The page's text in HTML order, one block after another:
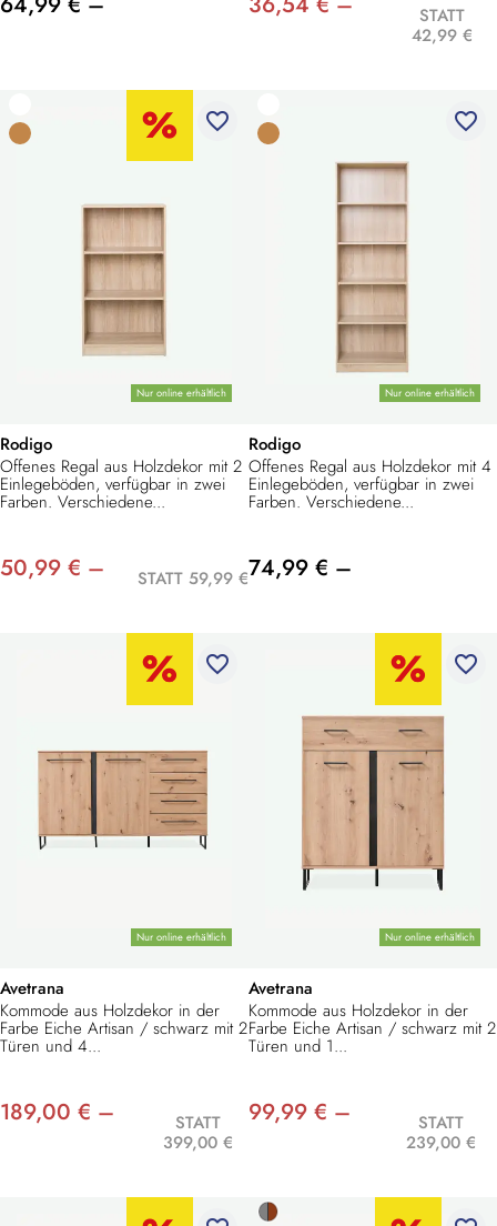
STATT
42,99 €
Nur online erhältlich
favorite_border
Rodigo
Offenes Regal aus Holzdekor mit 2
Einlegeböden, verfügbar in zwei
Farben. Verschiedene...
50,99 € – STATT 59,99 €
Nur online erhältlich
favorite_border
Rodigo
Offenes Regal aus Holzdekor mit 4
Einlegeböden, verfügbar in zwei
Farben. Verschiedene...
74,99 € –
Nur online erhältlich
favorite_border
Avetrana
Kommode aus Holzdekor in der
Farbe Eiche Artisan / schwarz mit 2
Türen und 4...
189,00 € –
STATT
399,00 €
Nur online erhältlich
favorite_border
Avetrana
Kommode aus Holzdekor in der
Farbe Eiche Artisan / schwarz mit 2
Türen und 1...
99,99 € –
STATT
239,00 €